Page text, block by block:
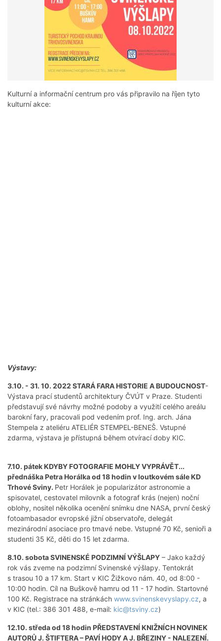
Kulturní a informační centrum pro vás připravilo na říjen tyto
kulturní akce:
Výstavy:
3.10. - 31. 10. 2022 STARÁ FARA HISTORIE A BUDOUCNOST-
Výstava prací studentů architektury ČVÚT v Praze. Studenti
představují své návrhy možné podoby a využití celého areálu
barokní fary, pracovali pod vedením prof. Ing. arch. Jána
Stempela z ateliéru ATELIÉR STEMPEL-BENEŠ. Vstupné
zdarma, výstava je přístupná během otvírací doby KIC.
7.10. pátek KDYBY FOTOGRAFIE MOHLY VYPRÁVĚT...
přednáška Petra Horálka od 18 hodin v loutkovém sále KD
Trhové Sviny. Petr Horálek je popularizátor astronomie a
spisovatel, cestovatel milovník a fotograf krás (nejen) noční
oblohy, nositel několika ocenění snímku dne NASA, první český
fotoambasador evropské jižní observatoře, delegát
mezinárodní asociace pro tmavé nebe. Vstupné 70 Kč, senioři a
studenti 35 Kč, děti do 15 let zdarma.
8.10. sobota SVINENSKÉ PODZIMNÍ VÝŠLAPY – Jako každý
rok vás zveme na podzimní Svinenské výšlapy. Tentokrát
s trasou 10 a 17 km. Start v KIC Žižkovo nám. 40, od 8:00 -
10:00 hodin. Cíl na Buškově hamru od 11 - 17 hodin. Startovné
100 Kč. Registrace na stránkách www.svinenskevyslapy.cz, a
v KIC (tel.: 386 301 488, e-mail: kic@tsviny.cz)
12.10. středa od 18 hodin PŘEDSTAVENÍ KNIŽNÍCH NOVINEK
AUTORŮ J. ŠTIFTERA – PAVÍ HODY A J. BŘEZINY - NALEZENÍ.